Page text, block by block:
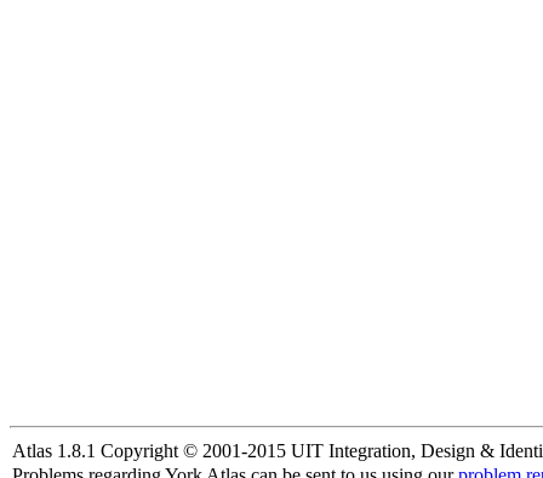
Atlas 1.8.1 Copyright © 2001-2015 UIT Integration, Design &